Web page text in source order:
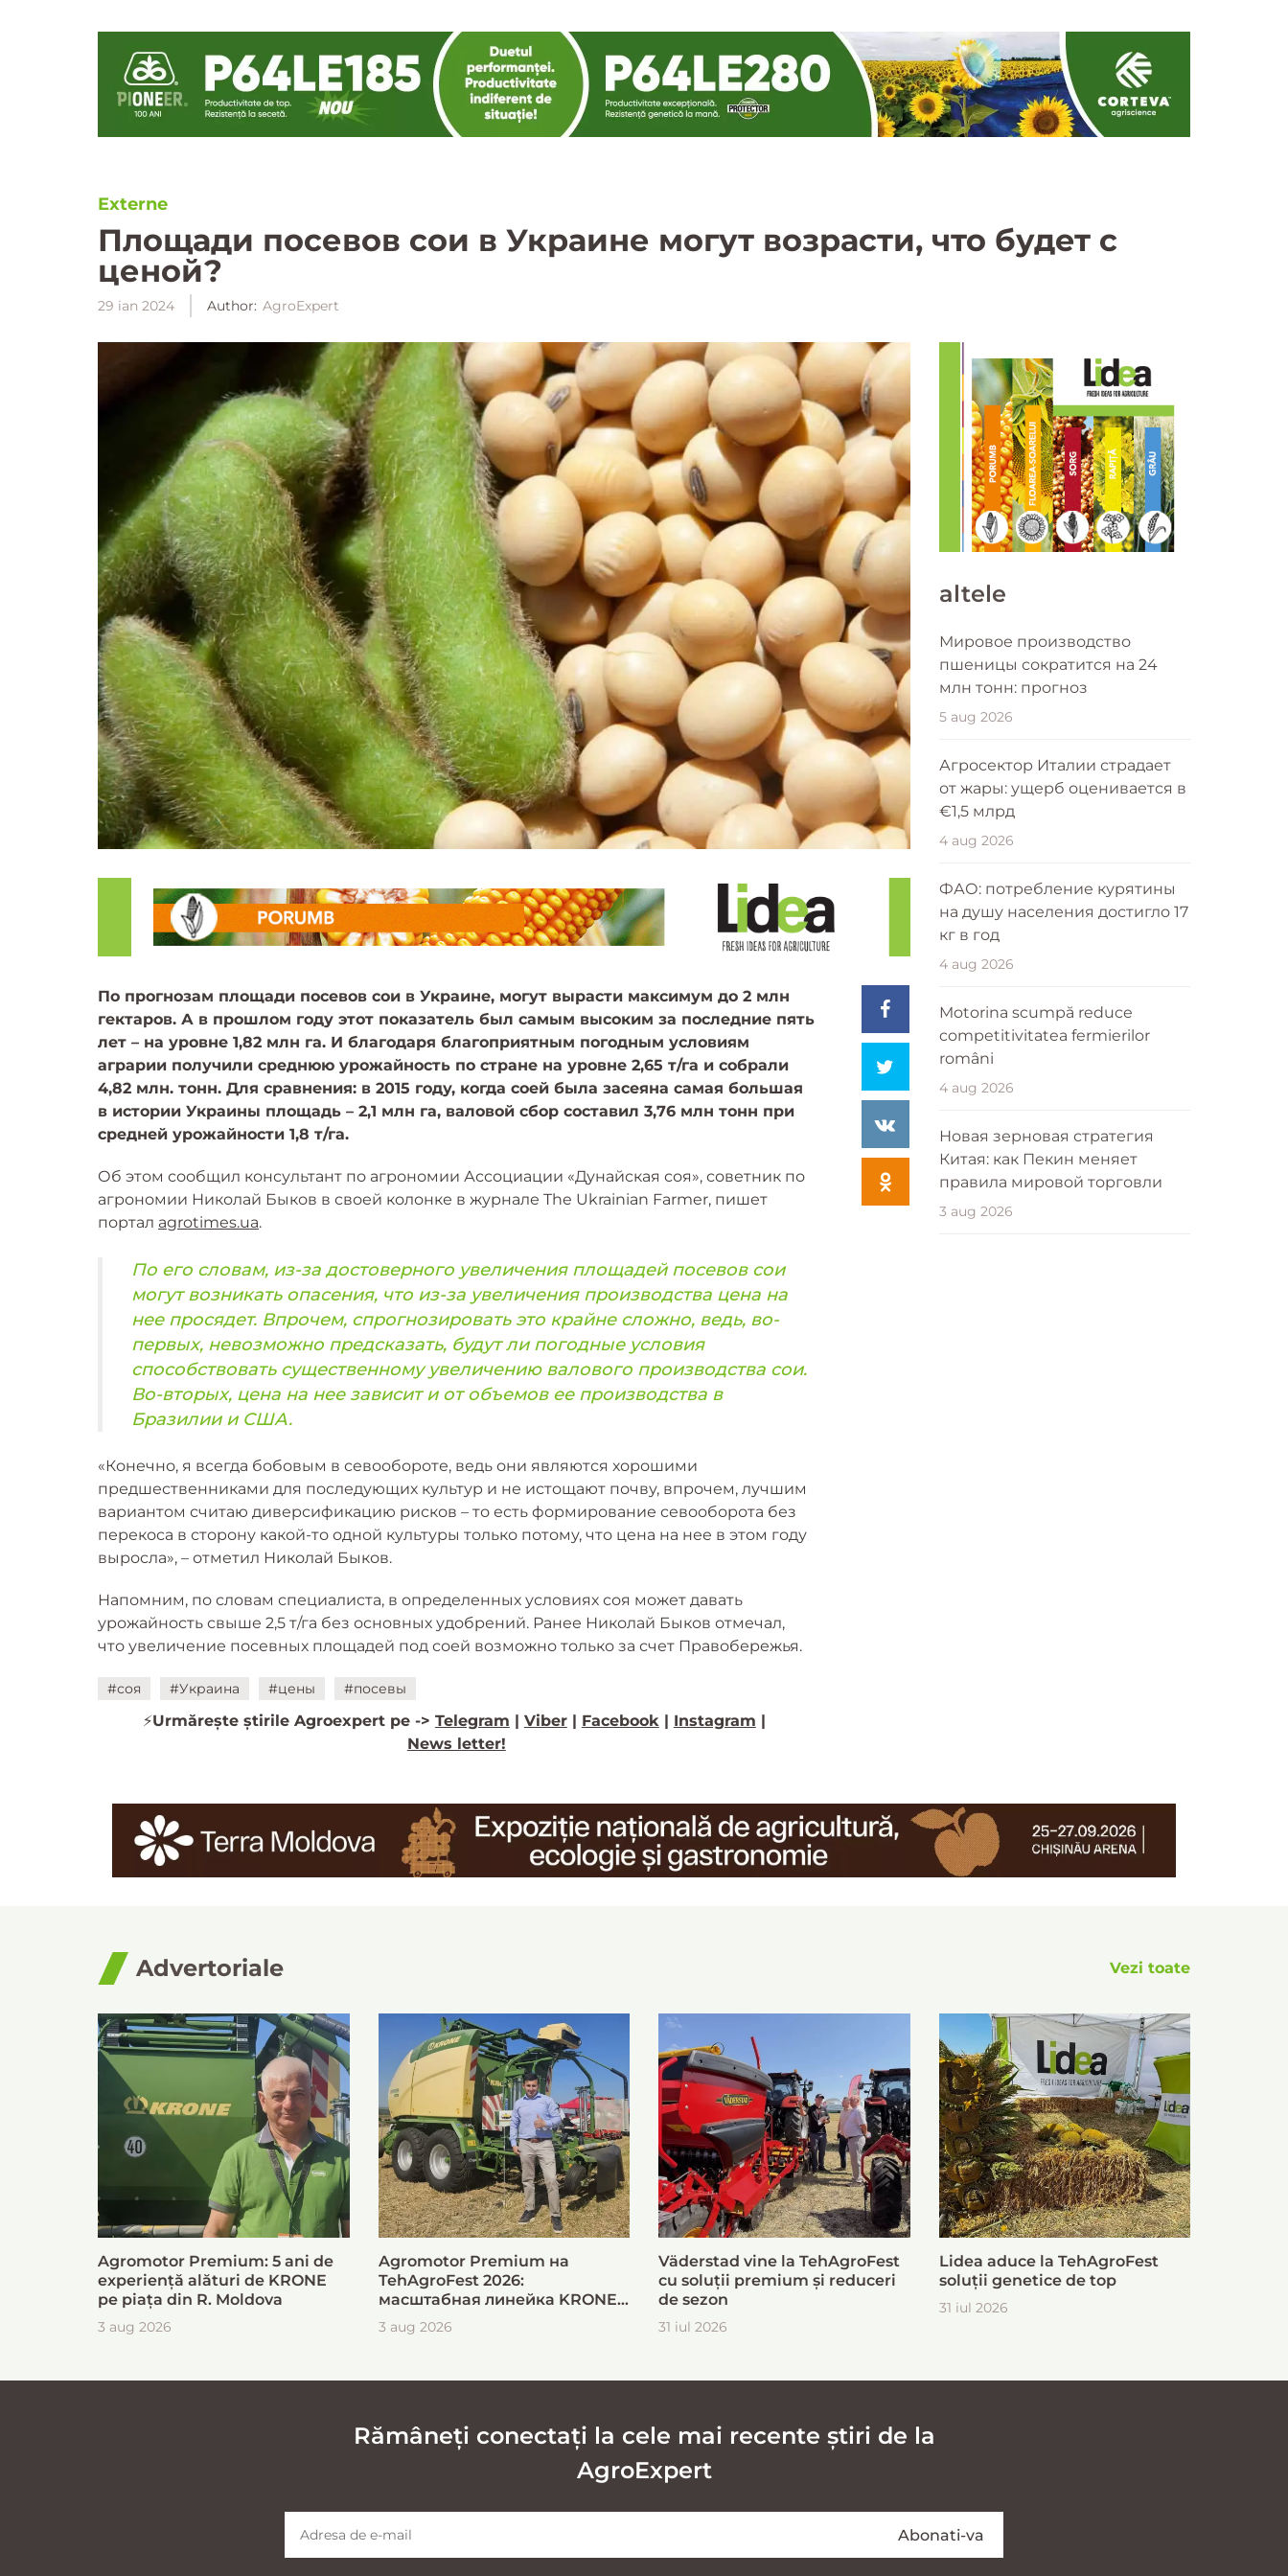
Externe
Площади посевов сои в Украине могут возрасти, что будет с
ценой?
29 ian 2024 Author: AgroExpert
По прогнозам площади посевов сои в Украине, могут вырасти максимум до 2 млн
гектаров. А в прошлом году этот показатель был самым высоким за последние пять
лет – на уровне 1,82 млн га. И благодаря благоприятным погодным условиям
аграрии получили среднюю урожайность по стране на уровне 2,65 т/га и собрали
4,82 млн. тонн. Для сравнения: в 2015 году, когда соей была засеяна самая большая
в истории Украины площадь – 2,1 млн га, валовой сбор составил 3,76 млн тонн при
средней урожайности 1,8 т/га.
Об этом сообщил консультант по агрономии Ассоциации «Дунайская соя», советник по
агрономии Николай Быков в своей колонке в журнале The Ukrainian Farmer, пишет
портал agrotimes.ua.
По его словам, из-за достоверного увеличения площадей посевов сои
могут возникать опасения, что из-за увеличения производства цена на
нее просядет. Впрочем, спрогнозировать это крайне сложно, ведь, во-
первых, невозможно предсказать, будут ли погодные условия
способствовать существенному увеличению валового производства сои.
Во-вторых, цена на нее зависит и от объемов ее производства в
Бразилии и США.
«Конечно, я всегда бобовым в севообороте, ведь они являются хорошими
предшественниками для последующих культур и не истощают почву, впрочем, лучшим
вариантом считаю диверсификацию рисков – то есть формирование севооборота без
перекоса в сторону какой-то одной культуры только потому, что цена на нее в этом году
выросла», – отметил Николай Быков.
Напомним, по словам специалиста, в определенных условиях соя может давать
урожайность свыше 2,5 т/га без основных удобрений. Ранее Николай Быков отмечал,
что увеличение посевных площадей под соей возможно только за счет Правобережья.
#соя #Украина #цены #посевы
⚡️Urmărește știrile Agroexpert pe -> Telegram Viber| Facebook| Instagram
News letter!
altele
Мировое производство
пшеницы сократится на 24
млн тонн: прогноз
5 aug 2026
Агросектор Италии страдает
от жары: ущерб оценивается в
€1,5 млрд
4 aug 2026
ФАО: потребление курятины
на душу населения достигло 17
кг в год
4 aug 2026
Motorina scumpă reduce
competitivitatea fermierilor
români
4 aug 2026
Новая зерновая стратегия
Китая: как Пекин меняет
правила мировой торговли
3 aug 2026
Advertoriale Vezi toate
Agromotor Premium: 5 ani de
experiență alături de KRONE
pe piața din R. Moldova
3 aug 2026
Agromotor Premium на
TehAgroFest 2026:
масштабная линейка KRONE
для быстрой и эффективной
заготовки кормов
3 aug 2026
Väderstad vine la TehAgroFest
cu soluții premium și reduceri
de sezon
31 iul 2026
Lidea aduce la TehAgroFest
soluții genetice de top
31 iul 2026
Rămâneți conectați la cele mai recente știri de la
AgroExpert